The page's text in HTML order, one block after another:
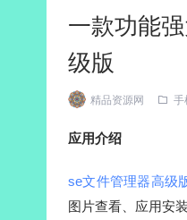
一款功能
级版
精品资源网 手
应用介绍
se文件管理器高级
图片查看、应用安